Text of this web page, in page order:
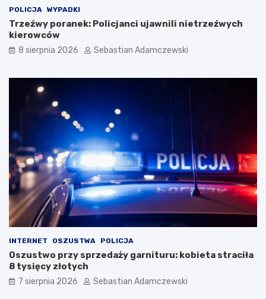
POLICJA WYPADKI
Trzeźwy poranek: Policjanci ujawnili nietrzeźwych
kierowców
8 sierpnia 2026 Sebastian Adamczewski
INTERNET OSZUSTWA POLICJA
Oszustwo przy sprzedaży garnituru: kobieta straciła
8 tysięcy złotych
7 sierpnia 2026 Sebastian Adamczewski